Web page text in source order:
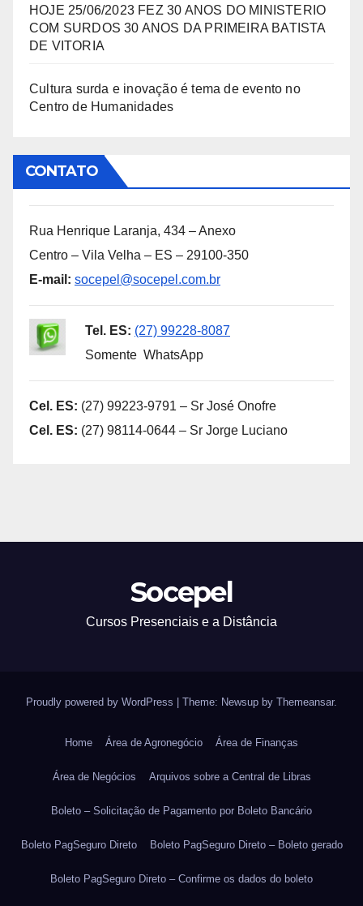
HOJE 25/06/2023 FEZ 30 ANOS DO MINISTERIO
COM SURDOS 30 ANOS DA PRIMEIRA BATISTA
DE VITORIA
Cultura surda e inovação é tema de evento no
Centro de Humanidades
CONTATO
Rua Henrique Laranja, 434 – Anexo
Centro – Vila Velha – ES – 29100-350
E-mail: socepel@socepel.com.br
Tel. ES: (27) 99228-8087
Somente WhatsApp
Cel. ES: (27) 99223-9791 – Sr José Onofre
Cel. ES: (27) 98114-0644 – Sr Jorge Luciano
Socepel
Cursos Presenciais e a Distância
Proudly powered by WordPress Theme: Newsup by Themeansar.
Home Área de Agronegócio Área de Finanças
Área de Negócios Arquivos sobre a Central de Libras
Boleto – Solicitação de Pagamento por Boleto Bancário
Boleto PagSeguro Direto Boleto PagSeguro Direto – Boleto gerado
Boleto PagSeguro Direto – Confirme os dados do boleto